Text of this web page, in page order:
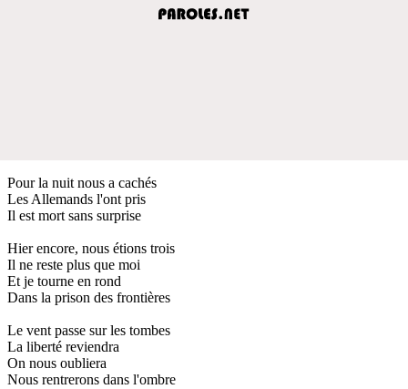
Pour la nuit nous a cachés
Les Allemands l'ont pris
Il est mort sans surprise
Hier encore, nous étions trois
Il ne reste plus que moi
Et je tourne en rond
Dans la prison des frontières
Le vent passe sur les tombes
La liberté reviendra
On nous oubliera
Nous rentrerons dans l'ombre